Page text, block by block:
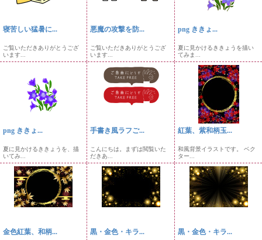
寝苦しい猛暑に...
ご覧いただきありがとうござ
います...
悪魔の攻撃を防...
ご覧いただきありがとうござ
います...
png ききょ...
夏に見かけるききょうを描い
てみま...
png ききょ...
夏に見かけるききょうを、描
いてみ...
手書き風ラフご...
こんにちは。まずは閲覧いた
だきあ...
紅葉、紫和柄玉...
和風背景イラストです。 ベク
ター...
金色紅葉、和柄... 黒・金色・キラ... 黒・金色・キラ...